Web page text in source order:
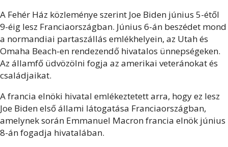
A Fehér Ház közleménye szerint Joe Biden június 5-étől
9-éig lesz Franciaországban. Június 6-án beszédet mond
a normandiai partaszállás emlékhelyein, az Utah és
Omaha Beach-en rendezendő hivatalos ünnepségeken.
Az államfő üdvözölni fogja az amerikai veteránokat és
családjaikat.
A francia elnöki hivatal emlékeztetett arra, hogy ez lesz
Joe Biden első állami látogatása Franciaországban,
amelynek során Emmanuel Macron francia elnök június
8-án fogadja hivatalában.